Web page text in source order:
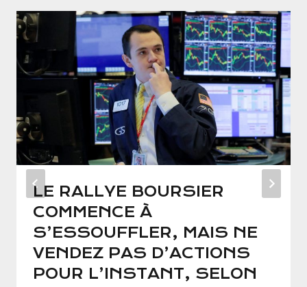
LE RALLYE BOURSIER
COMMENCE À
S’ESSOUFFLER, MAIS NE
VENDEZ PAS D’ACTIONS
POUR L’INSTANT, SELON